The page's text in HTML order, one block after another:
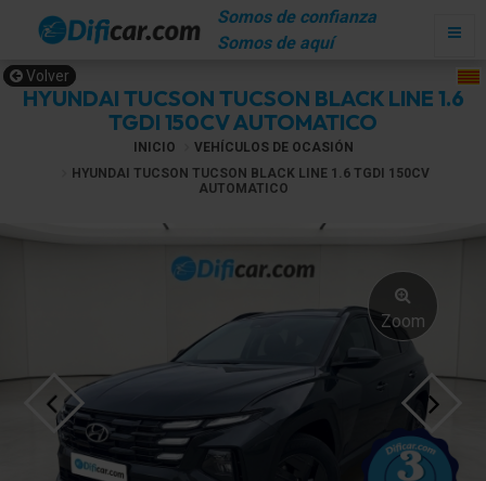
Somos de confianza
Somos de aquí
HYUNDAI TUCSON TUCSON BLACK LINE 1.6
TGDI 150CV AUTOMATICO
Volver
INICIO
VEHÍCULOS DE OCASIÓN
HYUNDAI TUCSON TUCSON BLACK LINE 1.6 TGDI 150CV
AUTOMATICO
Zoom